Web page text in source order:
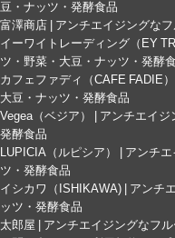
豆・ナッツ・発酵食品
富澤商店 | アンチエイジングな
イーワイトレーディング（EY
ツ・野菜・大豆・ナッツ・発酵
カフェファディ（CAFE FADIE
大豆・ナッツ・発酵食品
Vegea（ベジア） | アンチエイ
発酵食品
LUPICIA（ルピシア） | アンチ
ツ・発酵食品
イシカワ（ISHIKAWA) | アンチ
ッツ・発酵食品
太郎屋 | アンチエイジングなフ